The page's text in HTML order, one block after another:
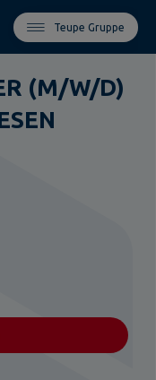
Teupe Gruppe
(M/W/D)